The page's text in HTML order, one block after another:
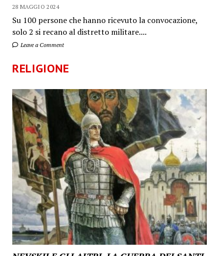
28 MAGGIO 2024
Su 100 persone che hanno ricevuto la convocazione,
solo 2 si recano al distretto militare....
Leave a Comment
RELIGIONE